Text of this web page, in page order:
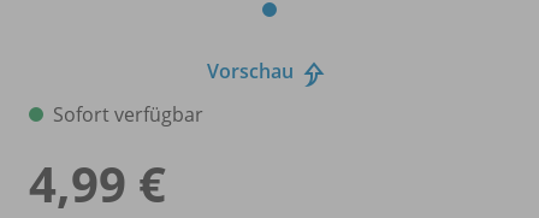
Vorschau
Sofort verfügbar
4,99 €